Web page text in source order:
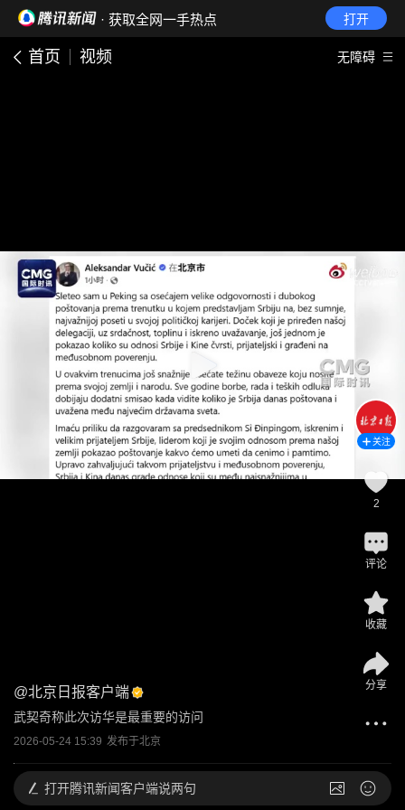
· 获取全网一手热点 打开
首页 视频 无障碍
@北京日报客户端
武契奇称此次访华是最重要的访问
2026-05-24 15:39 发布于北京
关注
2
评论
收藏
分享
打开腾讯新闻客户端说两句